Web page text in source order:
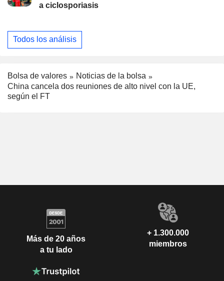
a ciclosporiasis
Todos los análisis
Bolsa de valores
Noticias de la bolsa
China cancela dos reuniones de alto nivel con la UE,
según el FT
Más de 20 años
a tu lado
+ 1.300.000
miembros